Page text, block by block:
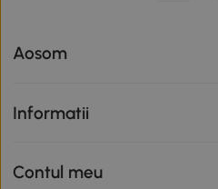
Aosom
Informatii
Contul meu